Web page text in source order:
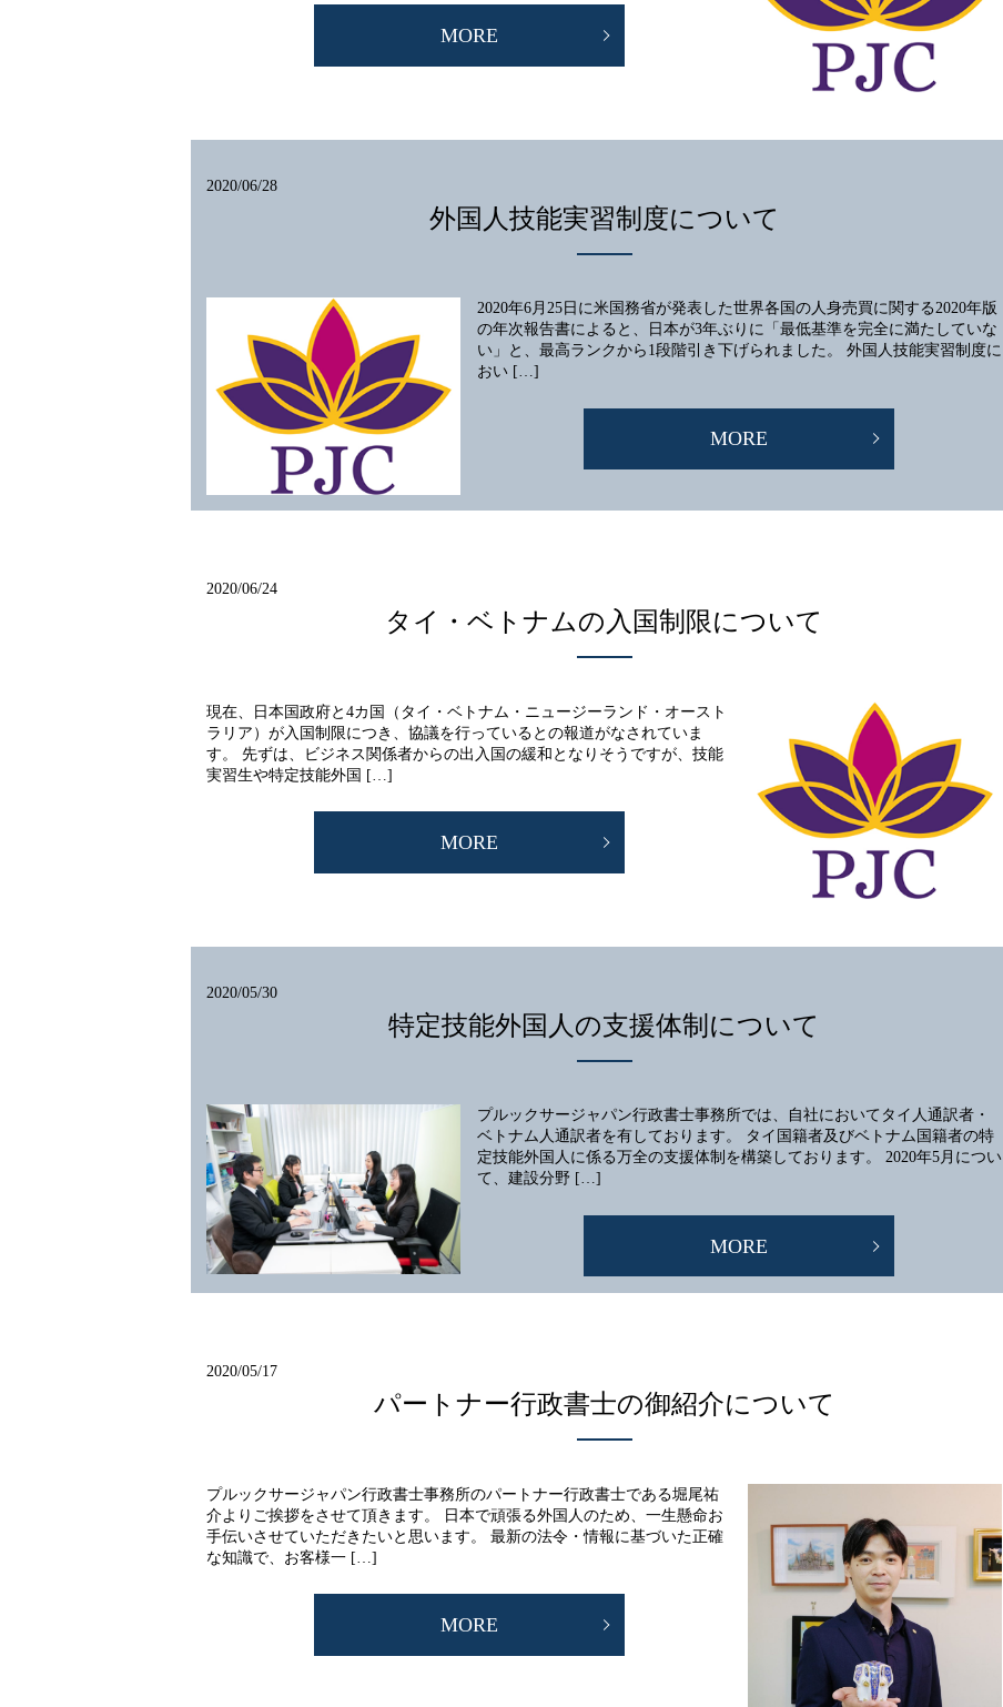
MORE
2020/06/28
外国人技能実習制度について
2020年6月25日に米国務省が発表した世界各国の人身売買に関する2020年版
の年次報告書によると、日本が3年ぶりに「最低基準を完全に満たしていな
い」と、最高ランクから1段階引き下げられました。 外国人技能実習制度に
おい […]
MORE
2020/06/24
タイ・ベトナムの入国制限について
現在、日本国政府と4カ国（タイ・ベトナム・ニュージーランド・オースト
ラリア）が入国制限につき、協議を行っているとの報道がなされていま
す。 先ずは、ビジネス関係者からの出入国の緩和となりそうですが、技能
実習生や特定技能外国 […]
MORE
2020/05/30
特定技能外国人の支援体制について
プルックサージャパン行政書士事務所では、自社においてタイ人通訳者・
ベトナム人通訳者を有しております。 タイ国籍者及びベトナム国籍者の特
定技能外国人に係る万全の支援体制を構築しております。 2020年5月につい
て、建設分野 […]
MORE
2020/05/17
パートナー行政書士の御紹介について
プルックサージャパン行政書士事務所のパートナー行政書士である堀尾祐
介よりご挨拶をさせて頂きます。 日本で頑張る外国人のため、一生懸命お
手伝いさせていただきたいと思います。 最新の法令・情報に基づいた正確
な知識で、お客様一 […]
MORE